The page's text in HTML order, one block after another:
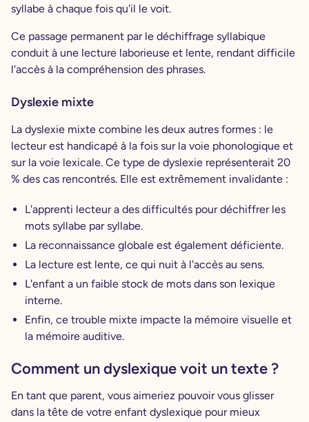
syllabe à chaque fois qu'il le voit.
Ce passage permanent par le déchiffrage syllabique
conduit à une lecture laborieuse et lente, rendant difficile
l'accès à la compréhension des phrases.
Dyslexie mixte
La dyslexie mixte combine les deux autres formes : le
lecteur est handicapé à la fois sur la voie phonologique et
sur la voie lexicale. Ce type de dyslexie représenterait 20
% des cas rencontrés. Elle est extrêmement invalidante :
L'apprenti lecteur a des difficultés pour déchiffrer les
mots syllabe par syllabe.
La reconnaissance globale est également déficiente.
La lecture est lente, ce qui nuit à l'accès au sens.
L'enfant a un faible stock de mots dans son lexique
interne.
Enfin, ce trouble mixte impacte la mémoire visuelle et
la mémoire auditive.
Comment un dyslexique voit un texte ?
En tant que parent, vous aimeriez pouvoir vous glisser
dans la tête de votre enfant dyslexique pour mieux